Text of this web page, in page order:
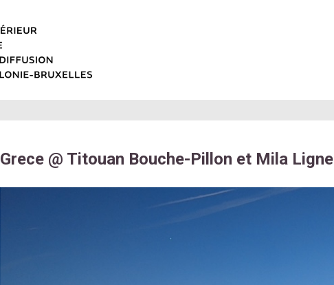
Grece @ Titouan Bouche-Pillon et Mila Lignel